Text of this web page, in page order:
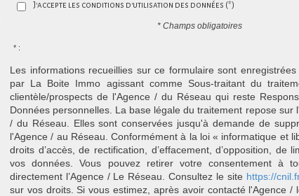
J'accepte les conditions d'utilisation des données (*)
* Champs obligatoires
* :
Les informations recueillies sur ce formulaire sont
par La Boite Immo agissant comme Sous-traitant du
clientèle/prospects de l'Agence / du Réseau qui reste
Données personnelles. La base légale du traitement repose sur
/ du Réseau. Elles sont conservées jusqu'à demande de
l'Agence / au Réseau. Conformément à la loi « informatique et
droits d’accès, de rectification, d’effacement, d’opposition, de
vos données. Vous pouvez retirer votre consentement à
directement l’Agence / Le Réseau. Consultez le site https://
sur vos droits. Si vous estimez, après avoir contacté l'Agence /